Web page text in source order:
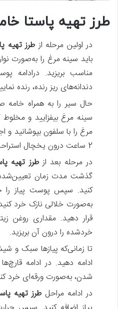
طرز تهیه پاستا
در اولین مرحله از طرز تهیه
باید سینه مرغ را به‌صورت
مناسب بریزید. درادامه
دندانه‌های ریز رنده، رنده
حال سیر را به همراه
سینه مرغ بیفزایید و
مرغ را با سلفون بپوشانید
2 ساعت درون یخچال استراحت کند.
در مرحله بعد ازطرز تهیه
گذشت مدت زمان
کنید. سپس پوست پیاز را
به‌صورت خلالی نازک خرد
قرار دهید. مقداری روغن
خردشده را درون آن بریزید.
تا زمانی‌که پیازها سبک و
ادامه دهید. در ادامه
شدن، به‌صورت ورقه‌ای خرد
در ادامه مراحل طرز تهیه